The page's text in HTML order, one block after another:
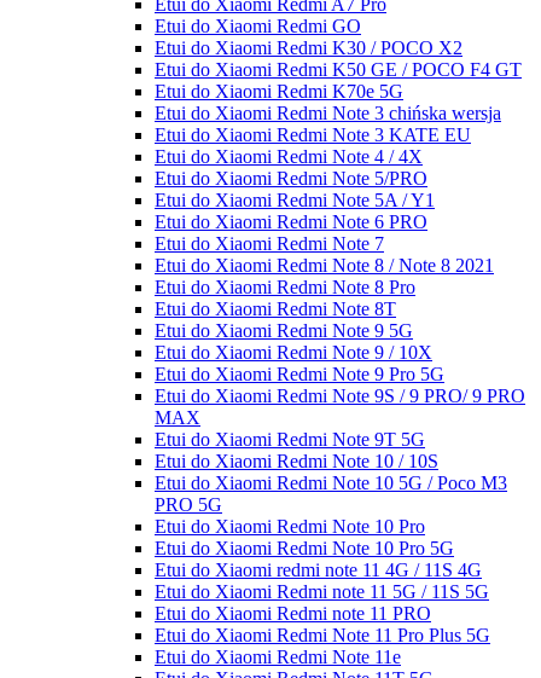
Etui do Xiaomi Redmi A7 Pro
Etui do Xiaomi Redmi GO
Etui do Xiaomi Redmi K30 / POCO X2
Etui do Xiaomi Redmi K50 GE / POCO F4 GT
Etui do Xiaomi Redmi K70e 5G
Etui do Xiaomi Redmi Note 3 chińska wersja
Etui do Xiaomi Redmi Note 3 KATE EU
Etui do Xiaomi Redmi Note 4 / 4X
Etui do Xiaomi Redmi Note 5/PRO
Etui do Xiaomi Redmi Note 5A / Y1
Etui do Xiaomi Redmi Note 6 PRO
Etui do Xiaomi Redmi Note 7
Etui do Xiaomi Redmi Note 8 / Note 8 2021
Etui do Xiaomi Redmi Note 8 Pro
Etui do Xiaomi Redmi Note 8T
Etui do Xiaomi Redmi Note 9 5G
Etui do Xiaomi Redmi Note 9 / 10X
Etui do Xiaomi Redmi Note 9 Pro 5G
Etui do Xiaomi Redmi Note 9S / 9 PRO/ 9 PRO
MAX
Etui do Xiaomi Redmi Note 9T 5G
Etui do Xiaomi Redmi Note 10 / 10S
Etui do Xiaomi Redmi Note 10 5G / Poco M3
PRO 5G
Etui do Xiaomi Redmi Note 10 Pro
Etui do Xiaomi Redmi Note 10 Pro 5G
Etui do Xiaomi redmi note 11 4G / 11S 4G
Etui do Xiaomi Redmi note 11 5G / 11S 5G
Etui do Xiaomi Redmi note 11 PRO
Etui do Xiaomi Redmi Note 11 Pro Plus 5G
Etui do Xiaomi Redmi Note 11e